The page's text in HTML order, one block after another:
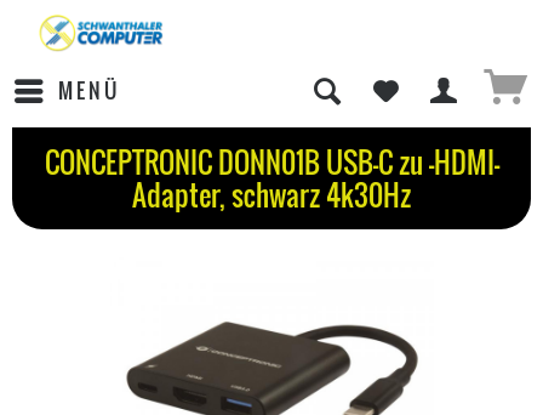
MENÜ
CONCEPTRONIC DONN01B USB-C zu -HDMI-
Adapter, schwarz 4k30Hz